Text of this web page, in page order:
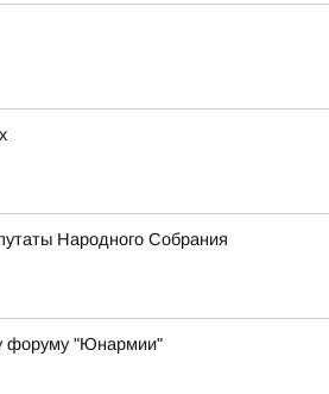
Народного Собрания
форуму "Юнармии"